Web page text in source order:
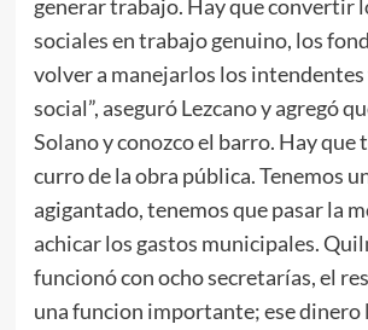
generar trabajo. Hay que convertir
sociales en trabajo genuino, los
volver a manejarlos los
social”, aseguró Lezcano y agregó
Solano y conozco el barro. Hay que
curro de la obra pública. Tenemos
agigantado, tenemos que pasar la
achicar los gastos municipales.
funcionó con ocho secretarías, el
una funcion importante; ese dinero